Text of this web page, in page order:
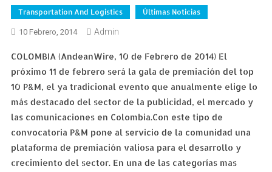
Transportation And Logistics Últimas Noticias
10 Febrero, 2014 Admin
COLOMBIA (AndeanWire, 10 de Febrero de 2014) El
próximo 11 de febrero será la gala de premiación del top
10 P&M, el ya tradicional evento que anualmente elige lo
más destacado del sector de la publicidad, el mercado y
las comunicaciones en Colombia.Con este tipo de
convocatoria P&M pone al servicio de la comunidad una
plataforma de premiación valiosa para el desarrollo y
crecimiento del sector. En una de las categorías mas